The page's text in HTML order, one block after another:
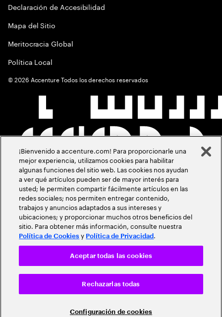
Declaración de Accesibilidad
Mapa del Sitio
Meritocracia Global
Política Local
©2026 Accenture Todos los derechos reservados
¡Bienvenido a accenture.com! Para proporcionarle una
mejor experiencia, utilizamos cookies para habilitar
algunas funciones del sitio web. Las cookies nos ayudan
a ver qué artículos pueden ser de mayor interés para
usted; le permiten compartir fácilmente artículos en las
redes sociales; nos permiten entregar contenido,
trabajos y anuncios adaptados a sus intereses y
ubicaciones; y proporcionar muchos otros beneficios del
sitio. Para obtener más información, consulte nuestra
Política de Cookies y Política de Privacidad .
Configuración de cookies
Rechazarlas todas
Aceptar todas las cookies